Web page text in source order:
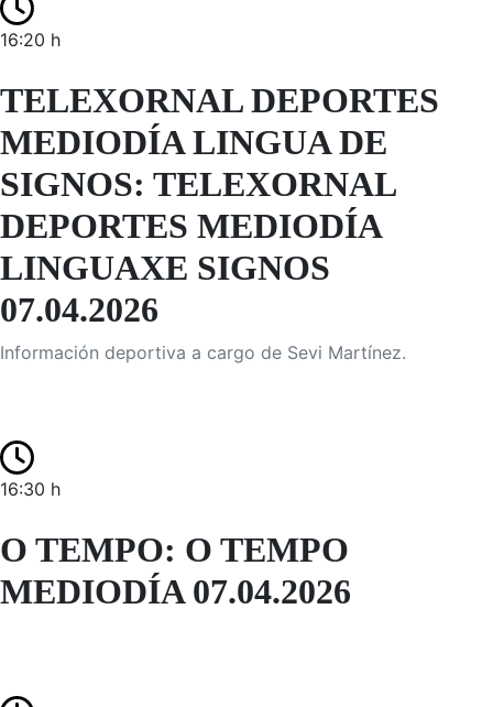
16:20 h
TELEXORNAL DEPORTES
MEDIODÍA LINGUA DE
SIGNOS: TELEXORNAL
DEPORTES MEDIODÍA
LINGUAXE SIGNOS
07.04.2026
Información deportiva a cargo de Sevi Martínez.
16:30 h
O TEMPO: O TEMPO
MEDIODÍA 07.04.2026